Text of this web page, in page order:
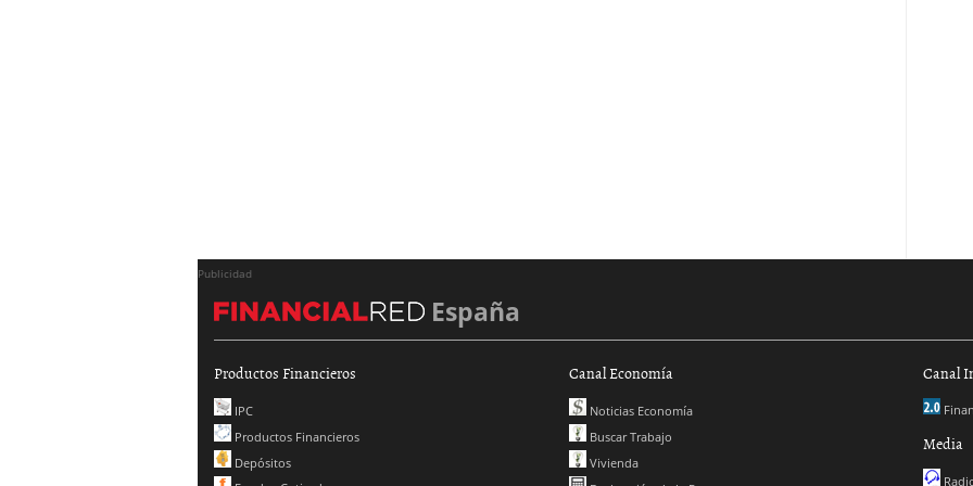
Publicidad
España
Productos Financieros
IPC
Productos Financieros
Depósitos
Canal Economía
Noticias Economía
Buscar Trabajo
Vivienda
Canal
Media